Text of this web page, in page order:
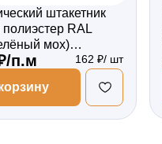
штакетник
полиэстер RAL
мох)
двухсторонний
п.м 162 ₽/ шт